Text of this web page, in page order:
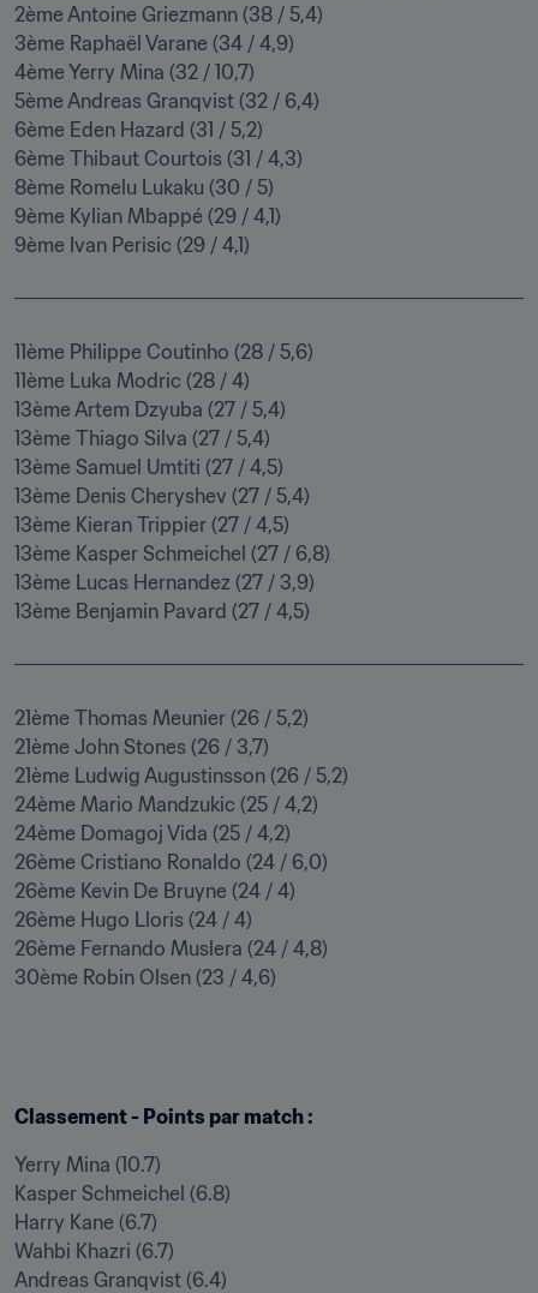
2ème Antoine Griezmann (38 / 5,4)
3ème Raphaël Varane (34 / 4,9)
4ème Yerry Mina (32 / 10,7)
5ème Andreas Granqvist (32 / 6,4)
6ème Eden Hazard (31 / 5,2)
6ème Thibaut Courtois (31 / 4,3)
8ème Romelu Lukaku (30 / 5)
9ème Kylian Mbappé (29 / 4,1)
9ème Ivan Perisic (29 / 4,1)
11ème Philippe Coutinho (28 / 5,6)
11ème Luka Modric (28 / 4)
13ème Artem Dzyuba (27 / 5,4)
13ème Thiago Silva (27 / 5,4)
13ème Samuel Umtiti (27 / 4,5)
13ème Denis Cheryshev (27 / 5,4)
13ème Kieran Trippier (27 / 4,5)
13ème Kasper Schmeichel (27 / 6,8)
13ème Lucas Hernandez (27 / 3,9)
13ème Benjamin Pavard (27 / 4,5)
21ème Thomas Meunier (26 / 5,2)
21ème John Stones (26 / 3,7)
21ème Ludwig Augustinsson (26 / 5,2)
24ème Mario Mandzukic (25 / 4,2)
24ème Domagoj Vida (25 / 4,2)
26ème Cristiano Ronaldo (24 / 6,0)
26ème Kevin De Bruyne (24 / 4)
26ème Hugo Lloris (24 / 4)
26ème Fernando Muslera (24 / 4,8)
30ème Robin Olsen (23 / 4,6)
Classement - Points par match :
Yerry Mina (10.7)
Kasper Schmeichel (6.8)
Harry Kane (6.7)
Wahbi Khazri (6.7)
Andreas Granqvist (6.4)